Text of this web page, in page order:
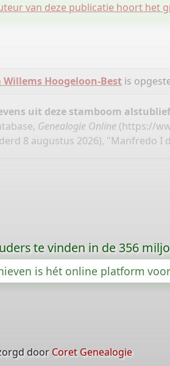
van deze publicatie hoort het
Hoogeloon-Best is
uit deze stamboom
Genealogie Online (https://
8 augustus 2026), "Manfredo I
te vinden in de 356
is hét online platform
door Coret Genealogie